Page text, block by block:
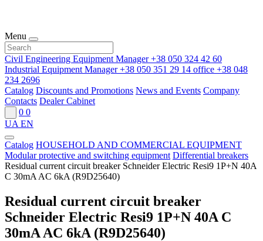
Menu
Civil Engineering Equipment Manager+38 050 324 42 60
Industrial Equipment Manager+38 050 351 29 14 office +38 048
234 2696
Catalog Discounts and Promotions News and Events Company
Contacts Dealer Cabinet
0 0
UA EN
Catalog HOUSEHOLD AND COMMERCIAL EQUIPMENT
Modular protective and switching equipment Differential breakers
Residual current circuit breaker Schneider Electric Resi9 1P+N 40A
C 30mA AC 6kA (R9D25640)
Residual current circuit breaker
Schneider Electric Resi9 1P+N 40A C
30mA AC 6kA (R9D25640)